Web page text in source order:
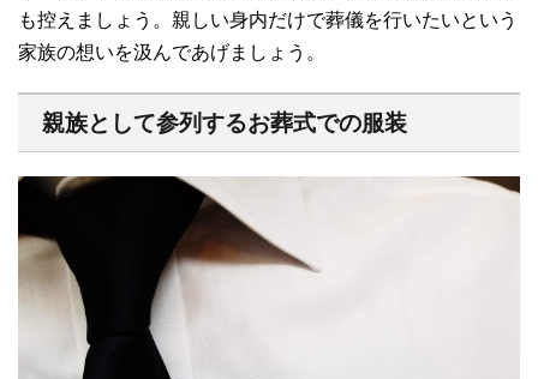
も控えましょう。親しい身内だけで葬儀を行いたいという
家族の想いを汲んであげましょう。
親族として参列するお葬式での服装